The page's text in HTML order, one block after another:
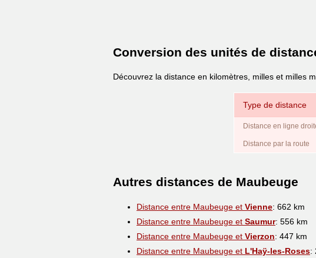
Conversion des unités de
Découvrez la distance en kilomètres, milles et milles
Type de distance
Distance en ligne
Distance par la route
Autres distances de Maubeuge
Distance entre Maubeuge et Vienne: 662 km
Distance entre Maubeuge et Saumur: 556 km
Distance entre Maubeuge et Vierzon: 447 km
Distance entre Maubeuge et L'Haÿ-les-Roses: